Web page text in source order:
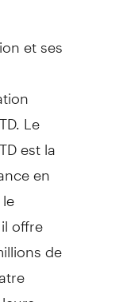
et ses
Le
est la
en
offre
de